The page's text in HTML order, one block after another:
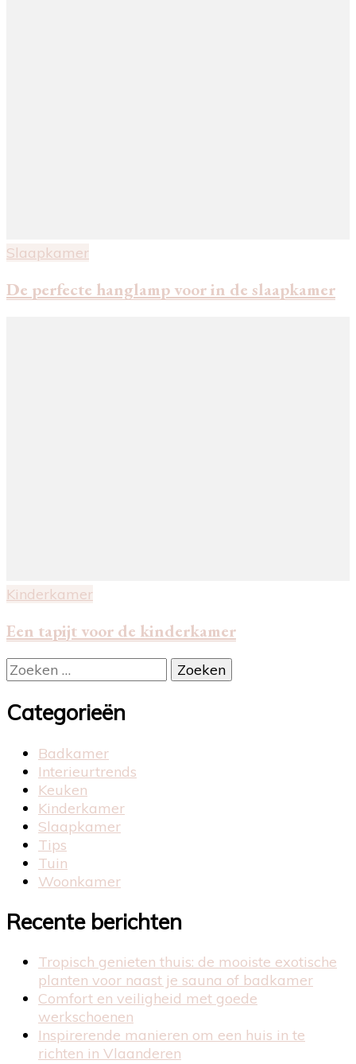
Slaapkamer
De perfecte hanglamp voor in de slaapkamer
Kinderkamer
Een tapijt voor de kinderkamer
Zoeken
naar:
Categorieën
Badkamer
Interieurtrends
Keuken
Kinderkamer
Slaapkamer
Tips
Tuin
Woonkamer
Recente berichten
Tropisch genieten thuis: de mooiste exotische
planten voor naast je sauna of badkamer
Comfort en veiligheid met goede
werkschoenen
Inspirerende manieren om een huis in te
richten in Vlaanderen